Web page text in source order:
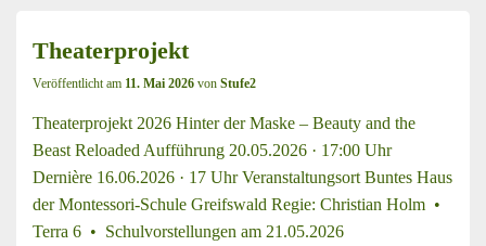
Theaterprojekt
Veröffentlicht am 11. Mai 2026 von Stufe2
Theaterprojekt 2026 Hinter der Maske – Beauty and the
Beast Reloaded Aufführung 20.05.2026 · 17:00 Uhr
Dernière 16.06.2026 · 17 Uhr Veranstaltungsort Buntes Haus
der Montessori-Schule Greifswald Regie: Christian Holm •
Terra 6 • Schulvorstellungen am 21.05.2026